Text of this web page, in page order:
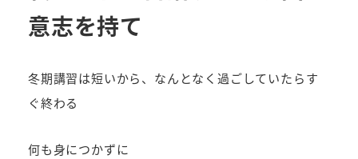
意志を持て
冬期講習は短いから、なんとなく過ごしていたらす
ぐ終わる
何も身につかずに